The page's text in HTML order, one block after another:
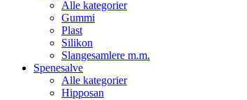
Alle kategorier
Gummi
Plast
Silikon
Slangesamlere m.m.
Spenesalve
Alle kategorier
Hipposan